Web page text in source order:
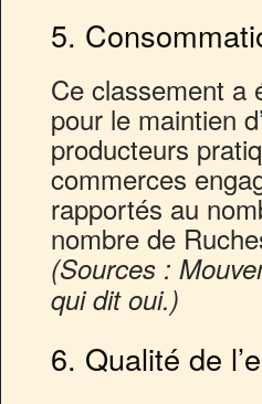
5.
Ce classement a
pour le maintien
producteurs
commerces
rapportés au
nombre de
(Sources :
qui dit oui.)
6. Qualité de